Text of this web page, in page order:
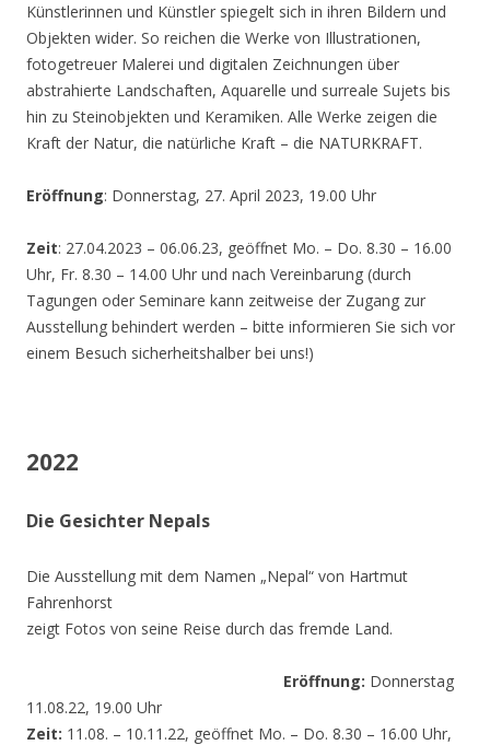
Künstlerinnen und Künstler spiegelt sich in ihren Bildern und
Objekten wider. So reichen die Werke von Illustrationen,
fotogetreuer Malerei und digitalen Zeichnungen über
abstrahierte Landschaften, Aquarelle und surreale Sujets bis
hin zu Steinobjekten und Keramiken. Alle Werke zeigen die
Kraft der Natur, die natürliche Kraft – die NATURKRAFT.
Eröffnung: Donnerstag, 27. April 2023, 19.00 Uhr
Zeit: 27.04.2023 – 06.06.23, geöffnet Mo. – Do. 8.30 – 16.00
Uhr, Fr. 8.30 – 14.00 Uhr und nach Vereinbarung (durch
Tagungen oder Seminare kann zeitweise der Zugang zur
Ausstellung behindert werden – bitte informieren Sie sich vor
einem Besuch sicherheitshalber bei uns!)
2022
Die Gesichter Nepals
Die Ausstellung mit dem Namen „Nepal“ von Hartmut
Fahrenhorst
zeigt Fotos von seine Reise durch das fremde Land.
Eröffnung: Donnerstag
11.08.22, 19.00 Uhr
Zeit: 11.08. – 10.11.22, geöffnet Mo. – Do. 8.30 – 16.00 Uhr,